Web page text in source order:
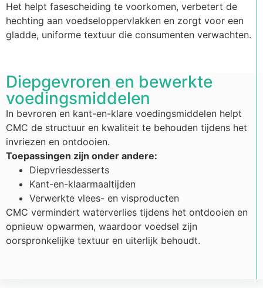
Het helpt fasescheiding te voorkomen, verbetert de
hechting aan voedseloppervlakken en zorgt voor een
gladde, uniforme textuur die consumenten verwachten.
Diepgevroren en bewerkte
voedingsmiddelen
In bevroren en kant-en-klare voedingsmiddelen helpt
CMC de structuur en kwaliteit te behouden tijdens het
invriezen en ontdooien.
Toepassingen zijn onder andere:
Diepvriesdesserts
Kant-en-klaarmaaltijden
Verwerkte vlees- en visproducten
CMC vermindert waterverlies tijdens het ontdooien en
opnieuw opwarmen, waardoor voedsel zijn
oorspronkelijke textuur en uiterlijk behoudt.